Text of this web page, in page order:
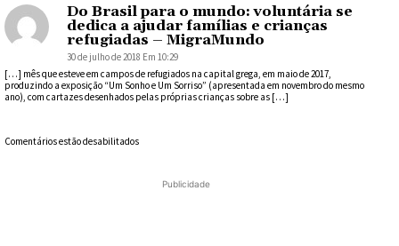
Do Brasil para o mundo: voluntária se
dedica a ajudar famílias e crianças
refugiadas – MigraMundo
30 de julho de 2018 Em 10:29
[…] mês que esteve em campos de refugiados na capital grega, em maio de 2017,
produzindo a exposição “Um Sonho e Um Sorriso” (apresentada em novembro do mesmo
ano), com cartazes desenhados pelas próprias crianças sobre as […]
Comentários estão desabilitados
Publicidade